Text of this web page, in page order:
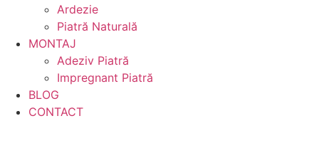
Ardezie
Piatră Naturală
MONTAJ
Adeziv Piatră
Impregnant Piatră
BLOG
CONTACT